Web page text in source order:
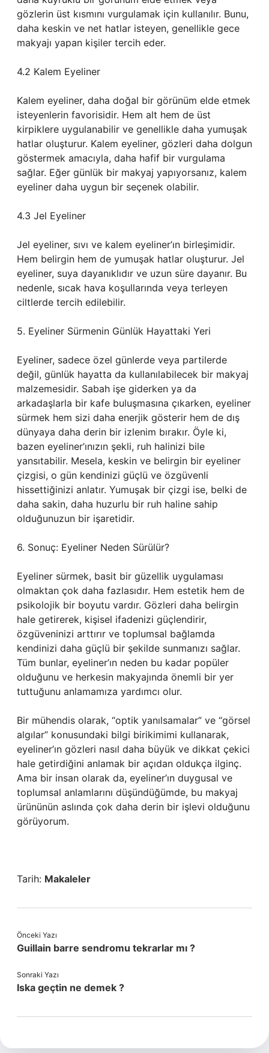
gözlerin üst kısmını vurgulamak için kullanılır. Bunu,
daha keskin ve net hatlar isteyen, genellikle gece
makyajı yapan kişiler tercih eder.
4.2 Kalem Eyeliner
Kalem eyeliner, daha doğal bir görünüm elde etmek
isteyenlerin favorisidir. Hem alt hem de üst
kirpiklere uygulanabilir ve genellikle daha yumuşak
hatlar oluşturur. Kalem eyeliner, gözleri daha dolgun
göstermek amacıyla, daha hafif bir vurgulama
sağlar. Eğer günlük bir makyaj yapıyorsanız, kalem
eyeliner daha uygun bir seçenek olabilir.
4.3 Jel Eyeliner
Jel eyeliner, sıvı ve kalem eyeliner’ın birleşimidir.
Hem belirgin hem de yumuşak hatlar oluşturur. Jel
eyeliner, suya dayanıklıdır ve uzun süre dayanır. Bu
nedenle, sıcak hava koşullarında veya terleyen
ciltlerde tercih edilebilir.
5. Eyeliner Sürmenin Günlük Hayattaki Yeri
Eyeliner, sadece özel günlerde veya partilerde
değil, günlük hayatta da kullanılabilecek bir makyaj
malzemesidir. Sabah işe giderken ya da
arkadaşlarla bir kafe buluşmasına çıkarken, eyeliner
sürmek hem sizi daha enerjik gösterir hem de dış
dünyaya daha derin bir izlenim bırakır. Öyle ki,
bazen eyeliner’ınızın şekli, ruh halinizi bile
yansıtabilir. Mesela, keskin ve belirgin bir eyeliner
çizgisi, o gün kendinizi güçlü ve özgüvenli
hissettiğinizi anlatır. Yumuşak bir çizgi ise, belki de
daha sakin, daha huzurlu bir ruh haline sahip
olduğunuzun bir işaretidir.
6. Sonuç: Eyeliner Neden Sürülür?
Eyeliner sürmek, basit bir güzellik uygulaması
olmaktan çok daha fazlasıdır. Hem estetik hem de
psikolojik bir boyutu vardır. Gözleri daha belirgin
hale getirerek, kişisel ifadenizi güçlendirir,
özgüveninizi arttırır ve toplumsal bağlamda
kendinizi daha güçlü bir şekilde sunmanızı sağlar.
Tüm bunlar, eyeliner’ın neden bu kadar popüler
olduğunu ve herkesin makyajında önemli bir yer
tuttuğunu anlamamıza yardımcı olur.
Bir mühendis olarak, “optik yanılsamalar” ve “görsel
algılar” konusundaki bilgi birikimimi kullanarak,
eyeliner’ın gözleri nasıl daha büyük ve dikkat çekici
hale getirdiğini anlamak bir açıdan oldukça ilginç.
Ama bir insan olarak da, eyeliner’ın duygusal ve
toplumsal anlamlarını düşündüğümde, bu makyaj
ürününün aslında çok daha derin bir işlevi olduğunu
görüyorum.
Tarih: Makaleler
Önceki Yazı
Guillain barre sendromu tekrarlar mı ?
Sonraki Yazı
Iska geçtin ne demek ?